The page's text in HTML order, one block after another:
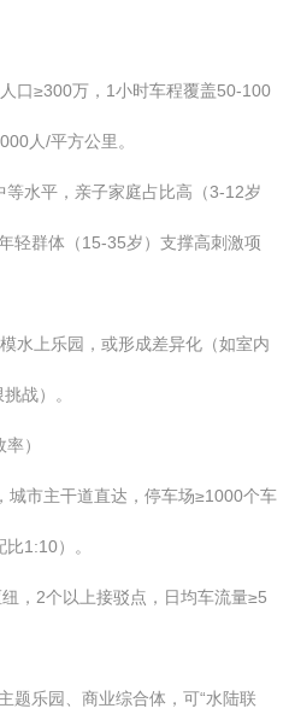
≥300万，1小时车程覆盖50-100
人/平方公里。
水平，亲子家庭占比高（3-12岁
轻群体（15-35岁）支撑高刺激项
上乐园，或形成差异化（如室内
战）。
）
市主干道直达，停车场≥1000个车
1:10）。
2个以上接驳点，日均车流量≥5
乐园、商业综合体，可“水陆联